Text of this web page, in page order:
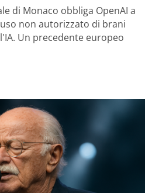
di Monaco obbliga OpenAI a
non autorizzato di brani
Un precedente europeo